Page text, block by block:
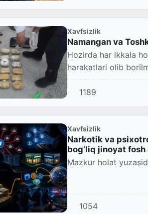
Xavfsizlik
Namangan va
Hozirda har ikkala
harakatlari olib
1189
Xavfsizlik
Narkotik va
bog‘liq jinoyat
Mazkur holat
1054